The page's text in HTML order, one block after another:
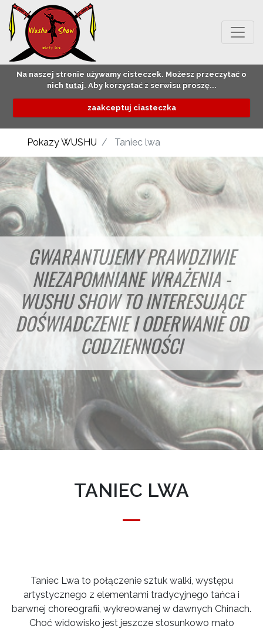
Na naszej stronie używamy cisteczek. Możesz przeczytać o
nich tutaj. Aby korzystać z serwisu proszę...
zaakceptuj ciasteczka
Pokazy WUSHU Taniec lwa
GWARANTUJEMY PRAWDZIWIE
NIEZAPOMNIANE WRAŻENIA -
WUSHU SHOW TO INTERESUJĄCE
DOŚWIADCZENIE I ODERWANIE OD
CODZIENNOŚCI
TANIEC LWA
Taniec Lwa to połączenie sztuk walki, występu
artystycznego z elementami tradycyjnego tańca i
barwnej choreografii, wykreowanej w dawnych Chinach.
Choć widowisko jest jeszcze stosunkowo mało